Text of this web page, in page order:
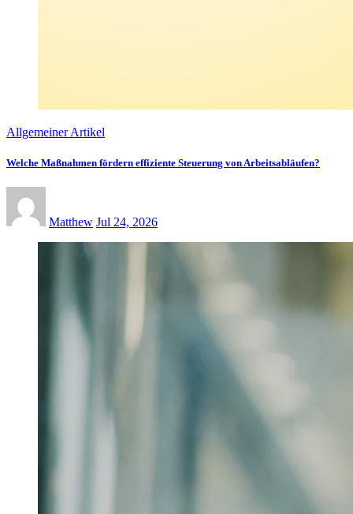
Allgemeiner Artikel
Welche Maßnahmen fördern effiziente Steuerung von Arbeitsabläufen?
Matthew Jul 24, 2026